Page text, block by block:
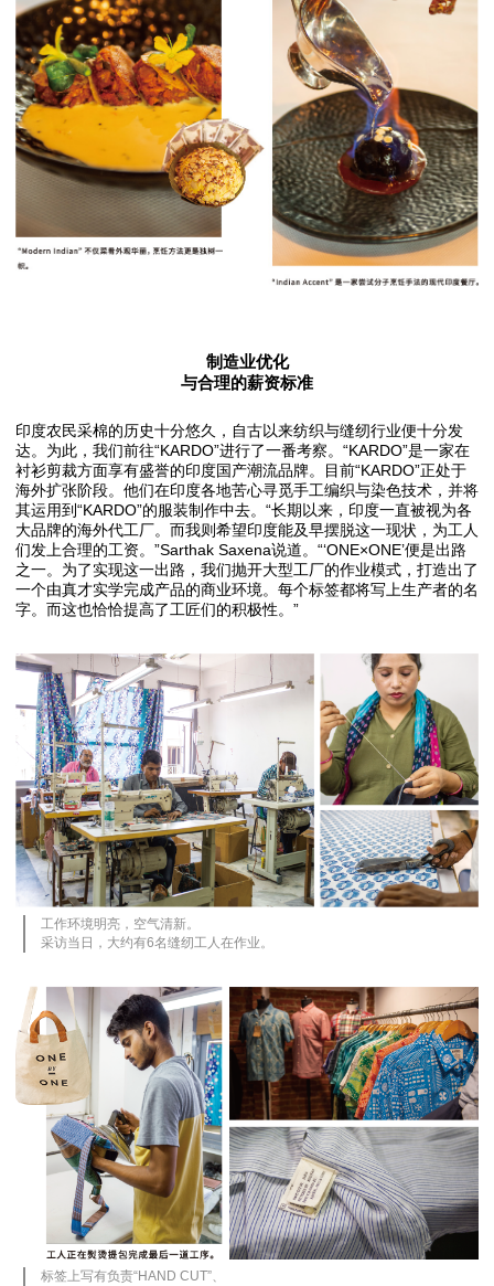
制造业优化
与合理的薪资标准
印度农民采棉的历史十分悠久，自古以来纺织与缝纫行业便十分发
达。为此，我们前往“KARDO”进行了一番考察。“KARDO”是一家在
衬衫剪裁方面享有盛誉的印度国产潮流品牌。目前“KARDO”正处于
海外扩张阶段。他们在印度各地苦心寻觅手工编织与染色技术，并将
其运用到“KARDO”的服装制作中去。“长期以来，印度一直被视为各
大品牌的海外代工厂。而我则希望印度能及早摆脱这一现状，为工人
们发上合理的工资。”Sarthak Saxena说道。“‘ONE×ONE’便是出路
之一。为了实现这一出路，我们抛开大型工厂的作业模式，打造出了
一个由真才实学完成产品的商业环境。每个标签都将写上生产者的名
字。而这也恰恰提高了工匠们的积极性。”
工作环境明亮，空气清新。
采访当日，大约有6名缝纫工人在作业。
标签上写有负责“HAND CUT”、